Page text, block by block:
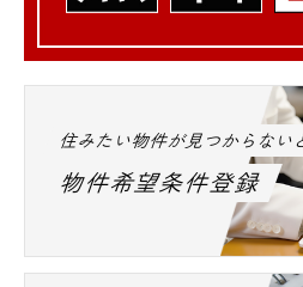
住みたい物件が見つからない
物件希望条件登録